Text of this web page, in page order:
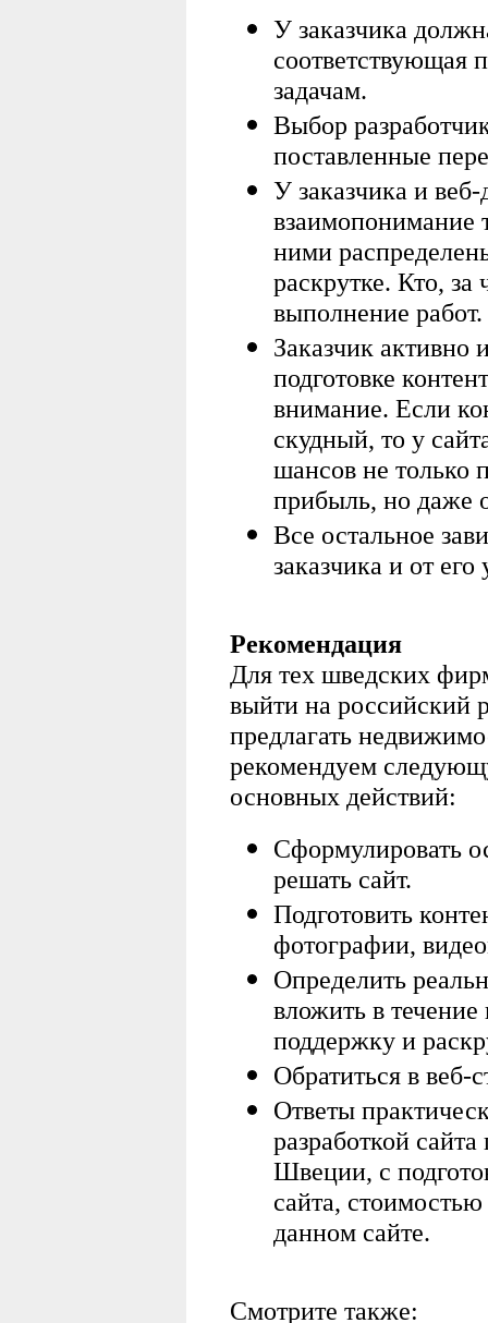
У заказчика
соответствующая
задачам.
Выбор
поставленные
У заказчика и
взаимопонимание
ними
раскрутке. Кто, за
выполнение работ.
Заказчик активно
подготовке
внимание. Если
скудный, то у
шансов не только
прибыль, но даже
Все остальное
заказчика и от
Рекомендация
Для тех шведских
выйти на российский
предлагать
рекомендуем
основных действий:
Сформулировать
решать сайт.
Подготовить
фотографии,
Определить
вложить в течение
поддержку и
Обратиться в
Ответы
разработкой
Швеции, с
сайта,
данном сайте.
Смотрите также: